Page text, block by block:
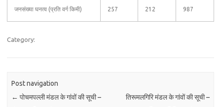
जनसंख्या घनत्व (प्रति वर्ग किमी) 257 212 987
Category:
Post navigation
← पोचमपल्ली मंडल के गांवों की सूची –
तिरूमलगिरि मंडल के गांवों की सूची –